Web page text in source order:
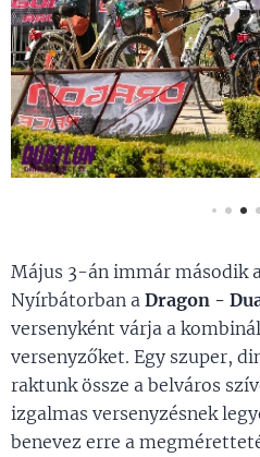
Május 3-án immár második
Nyírbátorban a Dragon -
versenyként várja a
versenyzőket. Egy szuper,
raktunk össze a belváros
izgalmas versenyzésnek
benevez erre a